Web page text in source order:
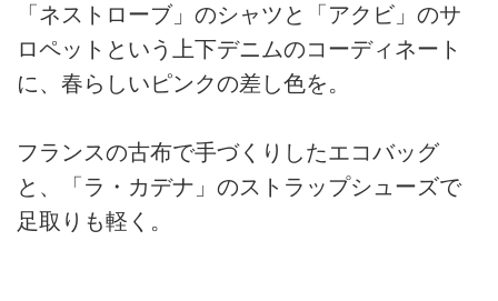
「ネストローブ」のシャツと「アクビ」のサ
ロペットという上下デニムのコーディネート
に、春らしいピンクの差し色を。
フランスの古布で手づくりしたエコバッグ
と、「ラ・カデナ」のストラップシューズで
足取りも軽く。